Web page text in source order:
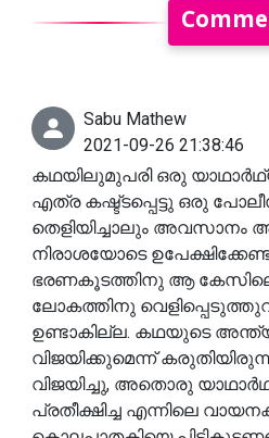
Sabu Mathew
2021-09-26 21:38:46
കഥയിലുമുപരി ഒരു
എത്ര കഷ്ട്ടപ്പെട്ടു ഒരു
തെളിയിച്ചാലും അവസാനം
നിരാശയോടെ
ഭരണകൂടത്തിനു ആ
ലോകത്തിനു
ഉണ്ടാകില്ല. കഥയുടെ
വിജയിക്കുമെന്ന്
വിജയിച്ചു, അതൊരു
പ്രതീക്ഷിച്ച എന്നിലെ